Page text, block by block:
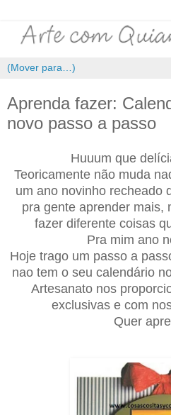
Aprenda fazer:
novo passo a passo
Huuum que
Teoricamente não muda
um ano novinho recheado
pra gente aprender mais,
fazer diferente coisas
Pra mim ano
Hoje trago um passo a
nao tem o seu calendário
Artesanato nos
exclusivas e com
Quer